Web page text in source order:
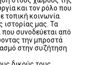
και τον ρόλο που
τοπική κοινωνία.
μας. Τα
συνοδεύεται από
την μπροστά
στην συζήτηση